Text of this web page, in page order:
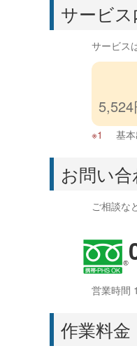
サービ
サービス
5,524
基
お問い
ご相談な
営業時間
作業料金